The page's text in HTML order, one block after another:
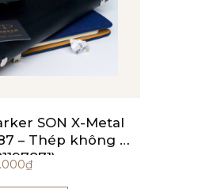
SON X-Metal
– Thép không gỉ
₫